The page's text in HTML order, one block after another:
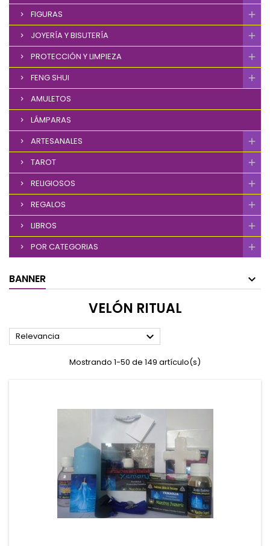
FIGURAS
JOYERÍA Y BISUTERÍA
PROTECCIÓN Y LIMPIEZA
FENG SHUI
AMULETOS
LÁMPARAS
ARTESANALES
TAROT
RELIGIOSOS
REGALOS
LIBROS
POR CATEGORIAS
BANNER
VELÓN RITUAL
Relevancia 
Mostrando 1-50 de 149 artículo(s)